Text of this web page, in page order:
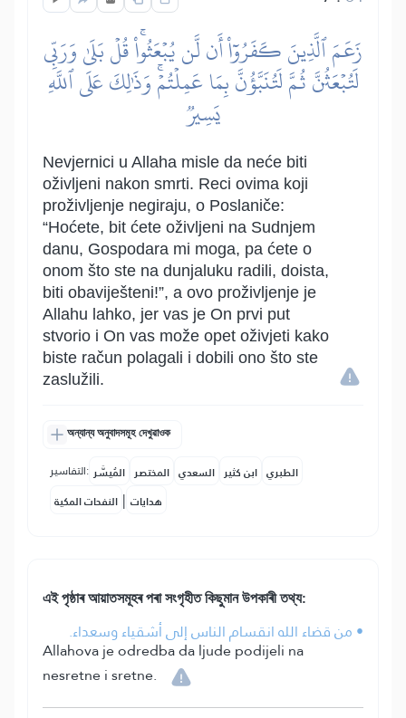
زَعَمَ ٱلَّذِينَ كَفَرُوٓاْ أَن لَّن يُبۡعَثُواْۚ قُلۡ بَلَىٰ وَرَبِّي
لَتُبۡعَثُنَّ ثُمَّ لَتُنَبَّؤُنَّ بِمَا عَمِلۡتُمۡۚ وَذَٰلِكَ عَلَى ٱللَّهِ
يَسِيرٞ
Nevjernici u Allaha misle da neće biti
oživljeni nakon smrti. Reci ovima koji
proživljenje negiraju, o Poslaniče:
“Hoćete, bit ćete oživljeni na Sudnjem
danu, Gospodara mi moga, pa ćete o
onom što ste na dunjaluku radili, doista,
biti obaviješteni!”, a ovo proživljenje je
Allahu lahko, jer vas je On prvi put
stvorio i On vas može opet oživjeti kako
biste račun polagali i dobili ono što ste
zaslužili.
অন্যান্য অনুবাদসমূহ দেখুৱাওক
التفاسير: المُيسَّر المختصر السعدي ابن كثير الطبري
النفحات المكية | هدايات
এই পৃষ্ঠাৰ আয়াতসমূহৰ পৰা সংগৃহীত কিছুমান উপকাৰী তথ্য:
• من قضاء الله انقسام الناس إلى أشقياء وسعداء.
Allahova je odredba da ljude podijeli na
nesretne i sretne.